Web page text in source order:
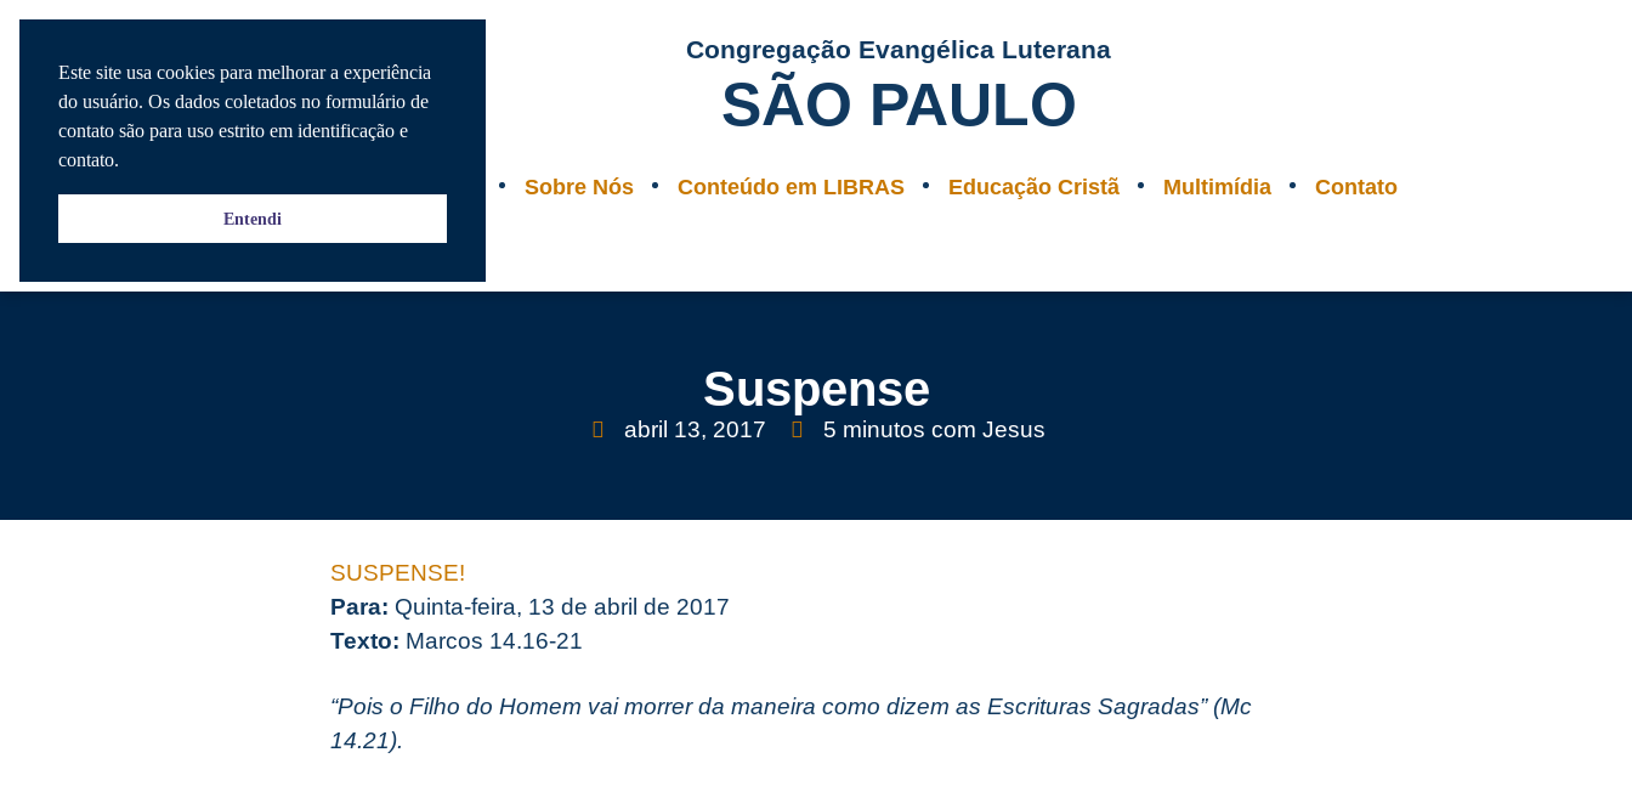
Congregação Evangélica Luterana
SÃO PAULO
Sobre Nós Conteúdo em LIBRAS Educação Cristã Multimídia Contato
Suspense
abril 13, 2017 5 minutos com Jesus
SUSPENSE!
Para: Quinta-feira, 13 de abril de 2017
Texto: Marcos 14.16-21
“Pois o Filho do Homem vai morrer da maneira como dizem as Escrituras Sagradas” (Mc
14.21).
Este site usa cookies para melhorar a experiência
do usuário. Os dados coletados no formulário de
contato são para uso estrito em identificação e
contato.
Entendi